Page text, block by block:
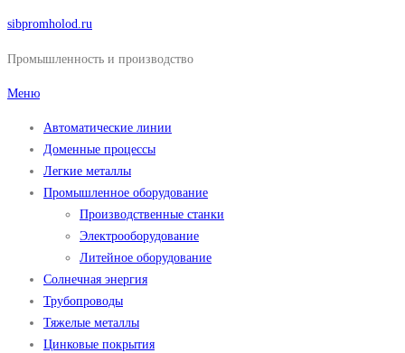
Перейти
содержимому
sibpromholod.ru
Промышленность и производство
Меню
Автоматические линии
Доменные процессы
Легкие металлы
Промышленное оборудование
Производственные станки
Электрооборудование
Литейное оборудование
Солнечная энергия
Трубопроводы
Тяжелые металлы
Цинковые покрытия